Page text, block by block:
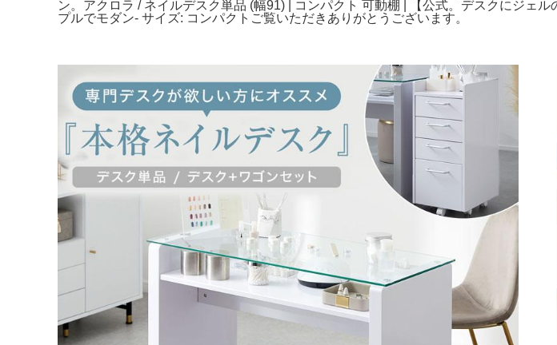
ン。アクロラ / ネイルデスク単品 (幅91) | コンパクト 可動棚 | 【公式。デスクにジェ
プルでモダン- サイズ: コンパクトご覧いただきありがとうございます。